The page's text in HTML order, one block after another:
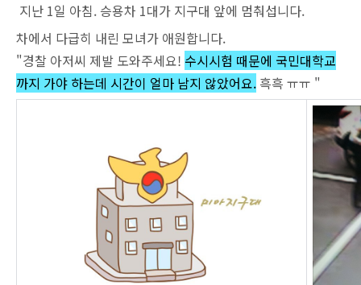
지난 1일 아침. 승용차 1대가 지구대 앞에 멈춰섭니다.
차에서 다급히 내린 모녀가 애원합니다.
"경찰 아저씨 제발 도와주세요! 수시시험 때문에 국민대학교
까지 가야 하는데 시간이 얼마 남지 않았어요. 흑흑 ㅠㅠ "